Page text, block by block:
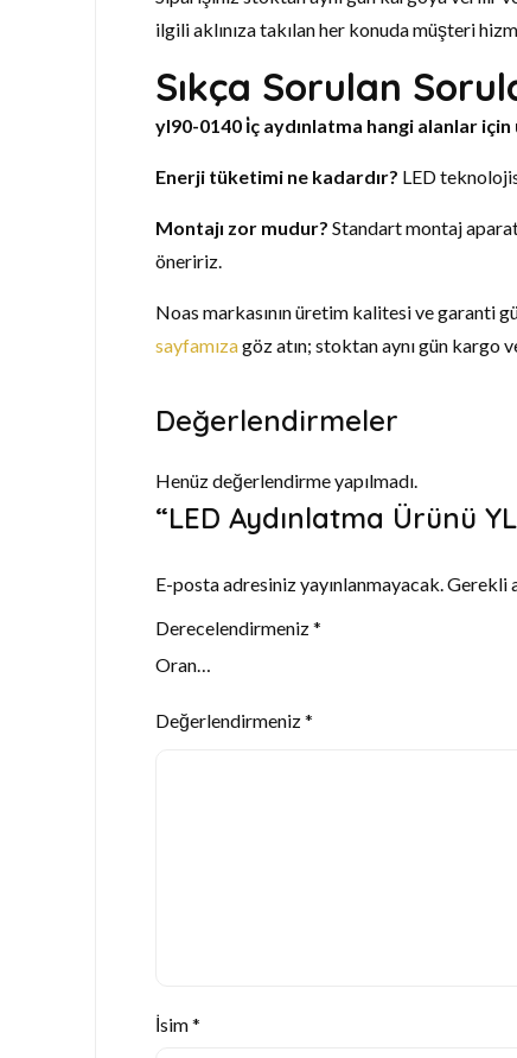
ilgili aklınıza takılan her konuda müşteri
Sıkça Sorulan
yl90-0140 i̇ç aydınlatma hangi alanlar
Enerji tüketimi ne kadardır? LED
Montajı zor mudur? Standart montaj
öneririz.
Noas markasının üretim kalitesi ve garanti
sayfamızagöz atın; stoktan aynı gün kargo
Değerlendirmeler
Henüz değerlendirme yapılmadı.
“LED Aydınlatma Ürünü
E-posta adresiniz yayınlanmayacak.Gerekli
Derecelendirmeniz*
Değerlendirmeniz*
İsim*